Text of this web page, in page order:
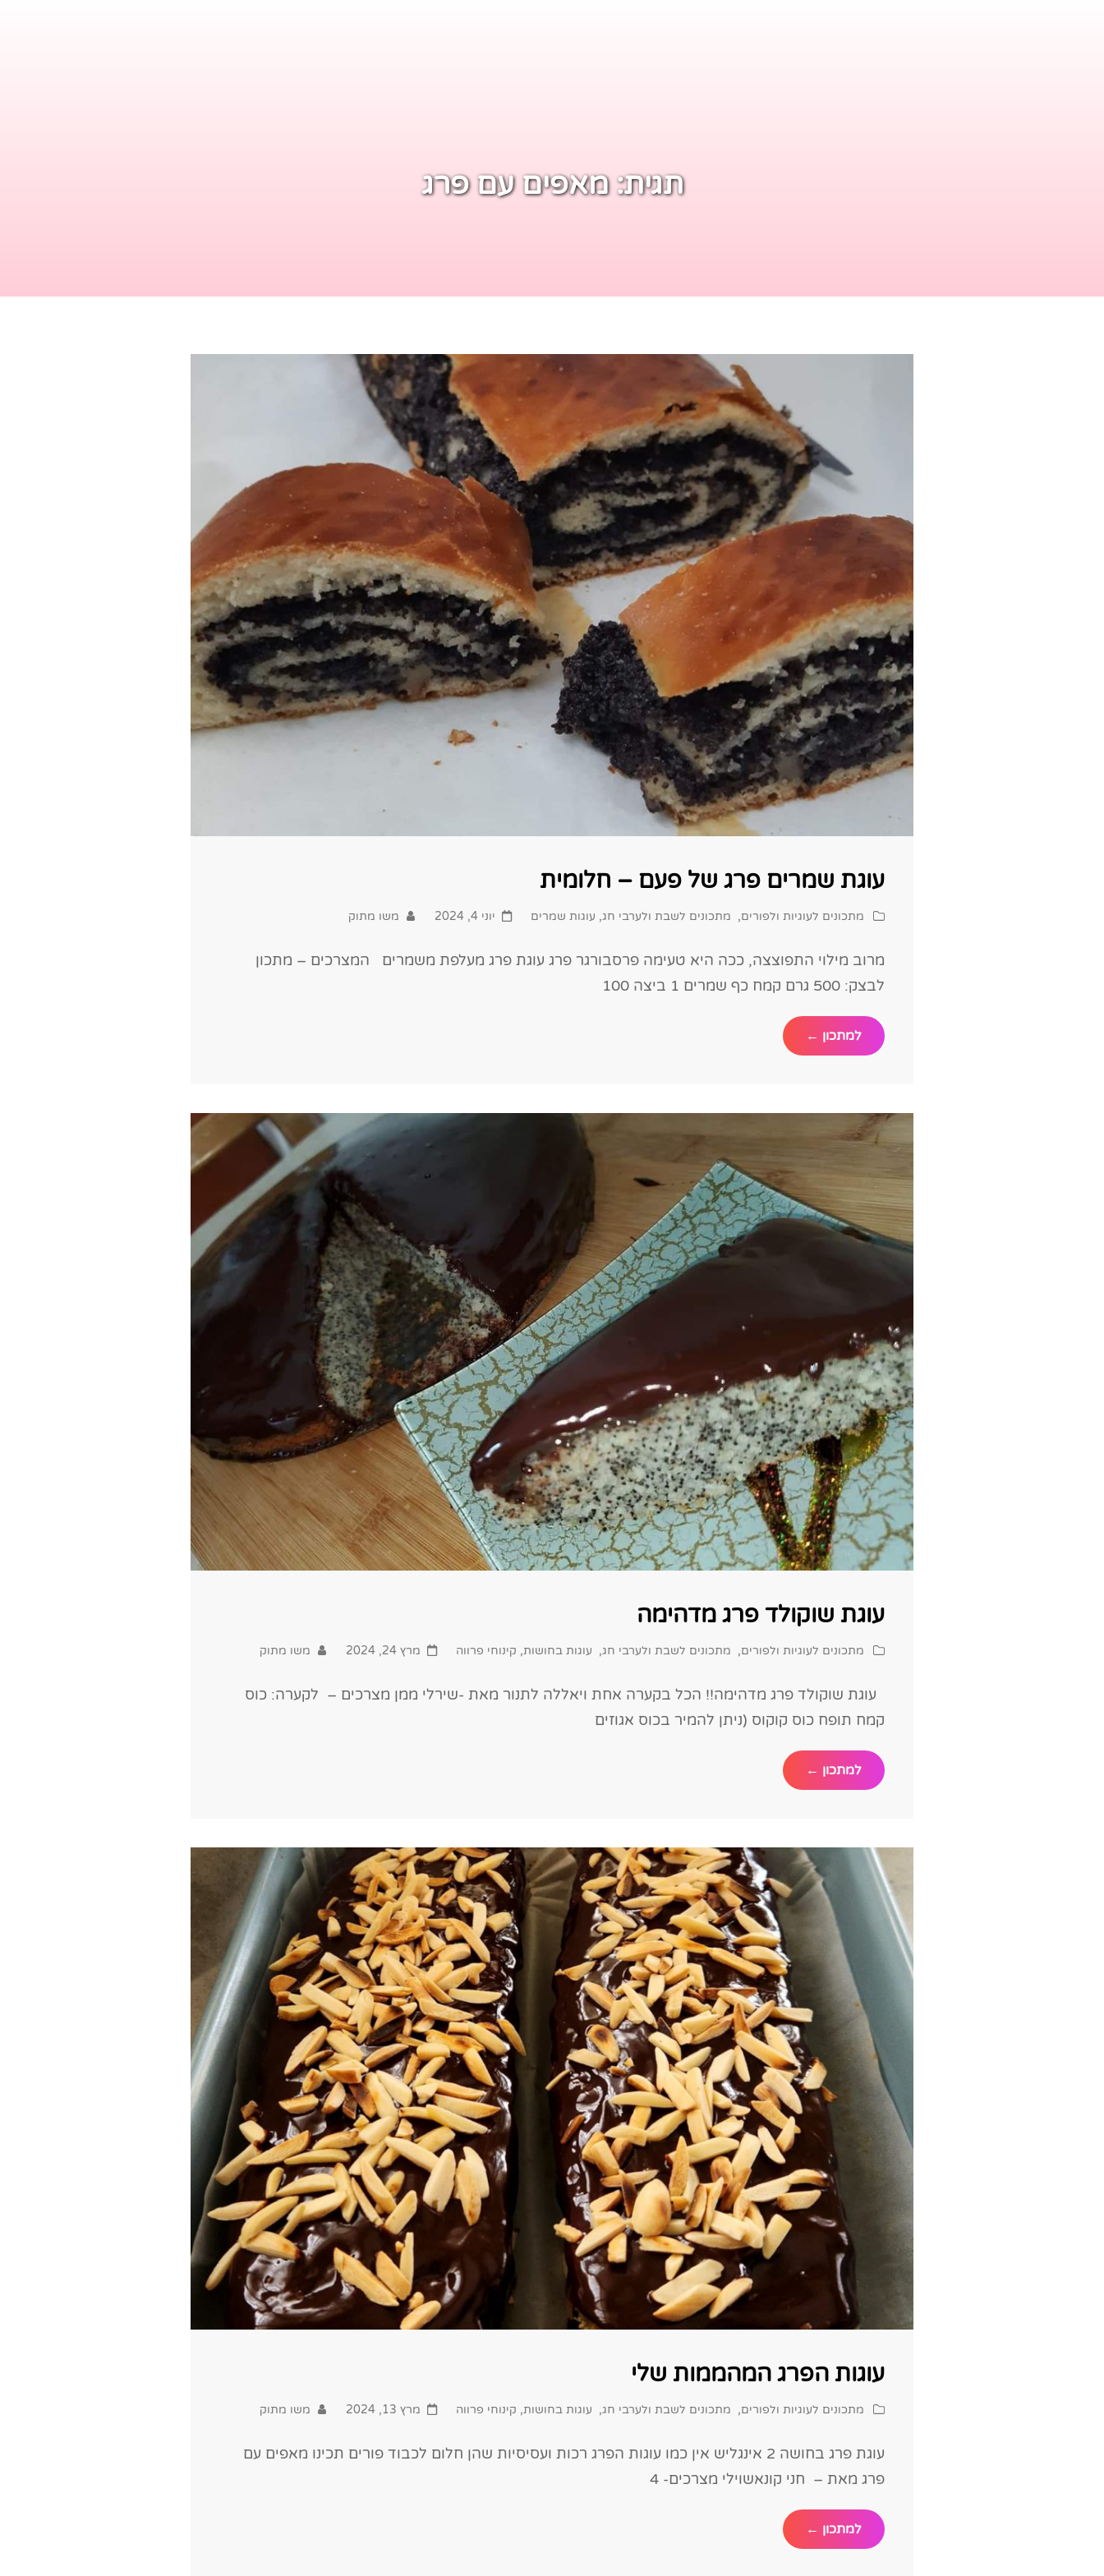
תגית:מאפים עם פרג
עוגת שמרים פרג של פעם – חלומית
Cat
מתכונים לעוגיות ולפורים, מתכונים לשבת ולערבי חג, עוגות שמרים
Posted
יוני 4, 2024 משו מתוק
מרוב מילוי התפוצצה, ככה היא טעימה פרסבורגר פרג עוגת פרג מעלפת משמרים המצרכים – מתכון
לבצק: 500 גרם קמח כף שמרים 1 ביצה 100
למתכון ← עוגת
שמרים
–
עוגת שוקולד פרג מדהימה
Cat
מתכונים לעוגיות ולפורים, מתכונים לשבת ולערבי חג, עוגות בחושות, קינוחי פרווה
Posted
מרץ 24, 2024 משו מתוק
עוגת שוקולד פרג מדהימה!! הכל בקערה אחת ויאללה לתנור מאת -שירלי ממן מצרכים – לקערה: כוס
קמח תופח כוס קוקוס (ניתן להמיר בכוס אגוזים
למתכון ← עוגת
שוקולד
עוגות הפרג המהממות שלי
Cat
מתכונים לעוגיות ולפורים, מתכונים לשבת ולערבי חג, עוגות בחושות, קינוחי פרווה
Posted
מרץ 13, 2024 משו מתוק
עוגת פרג בחושה 2 אינגליש אין כמו עוגות הפרג רכות ועסיסיות שהן חלום לכבוד פורים תכינו מאפים עם
פרג מאת – חני קונאשוילי מצרכים- 4
למתכון ← עוגות
הפרג